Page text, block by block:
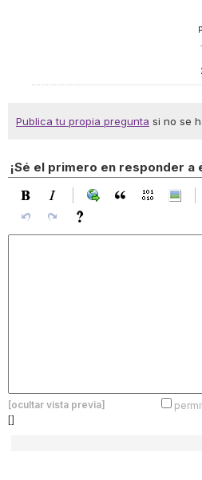
Publica tu propia pregunta si no se
¡Sé el primero en responder a
[ocultar vista previa]
[]